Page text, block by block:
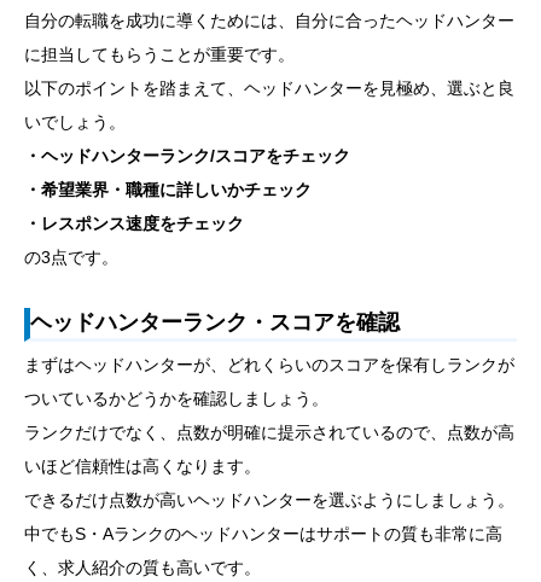
自分の転職を成功に導くためには、自分に合ったヘッドハンター
に担当してもらうことが重要です。
以下のポイントを踏まえて、ヘッドハンターを見極め、選ぶと良
いでしょう。
・ヘッドハンターランク/スコアをチェック
・希望業界・職種に詳しいかチェック
・レスポンス速度をチェック
の3点です。
ヘッドハンターランク・スコアを確認
まずはヘッドハンターが、どれくらいのスコアを保有しランクが
ついているかどうかを確認しましょう。
ランクだけでなく、点数が明確に提示されているので、点数が高
いほど信頼性は高くなります。
できるだけ点数が高いヘッドハンターを選ぶようにしましょう。
中でもS・Aランクのヘッドハンターはサポートの質も非常に高
く、求人紹介の質も高いです。